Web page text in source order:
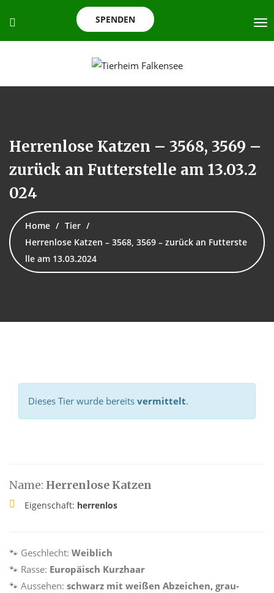
SPENDEN
Herrenlose Katzen – 3568, 3569 –
zurück an Futterstelle am 13.03.2
024
Home
Tier
Herrenlose Katzen – 3568, 3569 – zurück an Futterste
lle am 13.03.2024
Dieses Tier wurde bereits vermittelt.
Name: Herrenlose Katzen
Eigenschaft: herrenlos
🐾 Geschlecht: Weiblich
🐾 Rasse: Europäisch Kurzhaar
🐾 Aussehen: schwarz mit weißen Abzeichen, grau-